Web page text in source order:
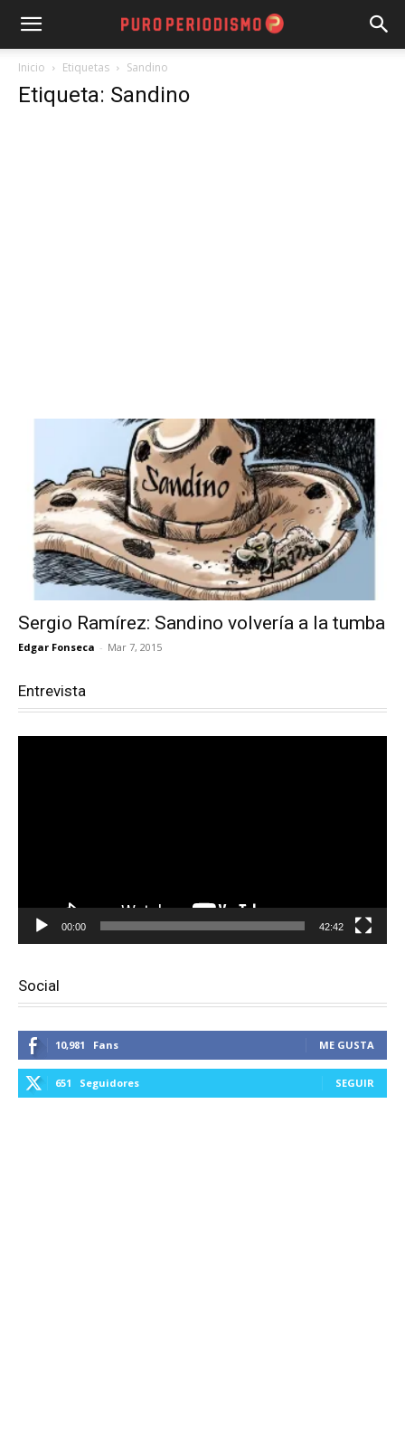
Inicio Etiquetas Sandino
Etiqueta: Sandino
Sergio Ramírez: Sandino volvería a la tumba
Edgar Fonseca - Mar 7, 2015
Entrevista
00:00 42:42
Social
10,981 Fans ME GUSTA
651 Seguidores SEGUIR